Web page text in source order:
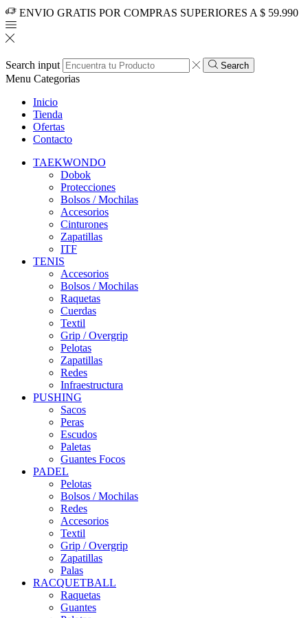
ENVIO GRATIS POR COMPRAS SUPERIORES A $ 59.990
Search input Search
Menu Categorias
Inicio
Tienda
Ofertas
Contacto
TAEKWONDO
Dobok
Protecciones
Bolsos / Mochilas
Accesorios
Cinturones
Zapatillas
ITF
TENIS
Accesorios
Bolsos / Mochilas
Raquetas
Cuerdas
Textil
Grip / Overgrip
Pelotas
Zapatillas
Redes
Infraestructura
PUSHING
Sacos
Peras
Escudos
Paletas
Guantes Focos
PADEL
Pelotas
Bolsos / Mochilas
Redes
Accesorios
Textil
Grip / Overgrip
Zapatillas
Palas
RACQUETBALL
Raquetas
Guantes